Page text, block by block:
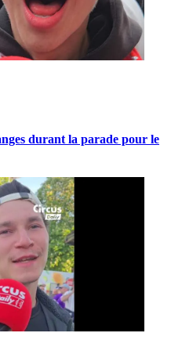
durant la parade pour le